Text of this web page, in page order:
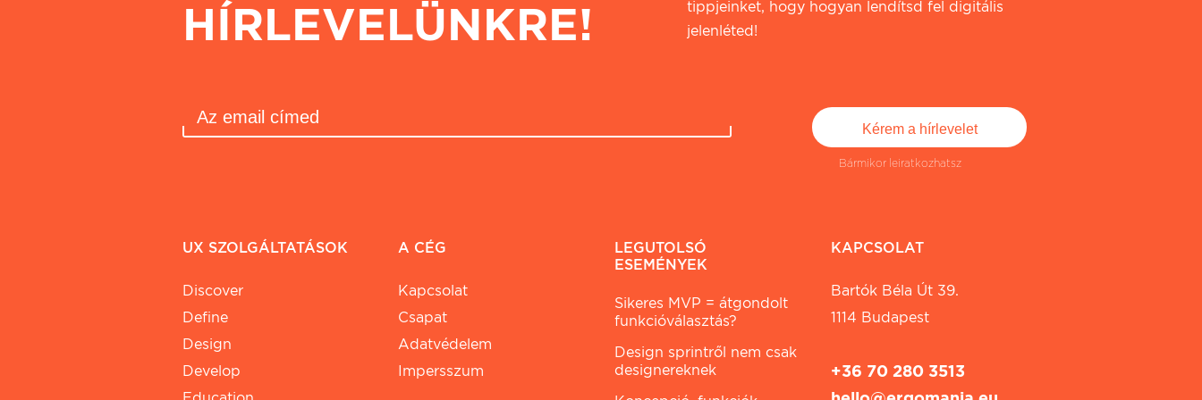
HÍRLEVELÜNKRE!
tippjeinket, hogy hogyan lendítsd fel digitális
jelenléted!
Bármikor leiratkozhatsz
UX SZOLGÁLTATÁSOK
Discover
Define
Design
Develop
A CÉG
Kapcsolat
Csapat
Adatvédelem
Impersszum
LEGUTOLSÓ
ESEMÉNYEK
Sikeres MVP = átgondolt
funkcióválasztás?
Design sprintről nem csak
designereknek
KAPCSOLAT
Bartók Béla Út 39.
1114 Budapest
+36 70 280 3513